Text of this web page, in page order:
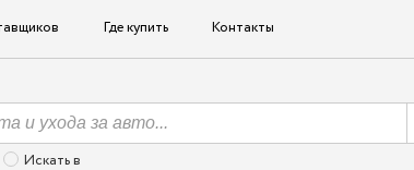
Где купить Контакты
Искать в